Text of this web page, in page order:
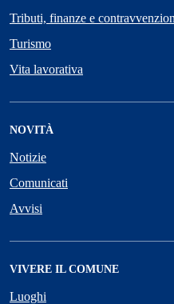
Tributi, finanze e
Turismo
Vita lavorativa
NOVITÀ
Notizie
Comunicati
Avvisi
VIVERE IL COMUNE
Luoghi